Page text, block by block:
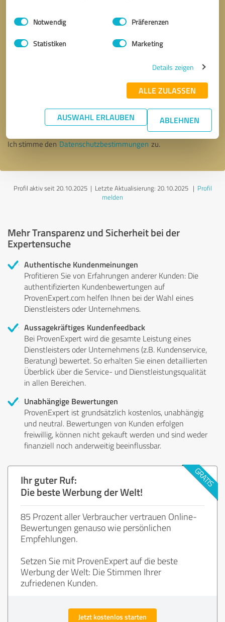
Impressum Datenschutzbestimmungen
Einwilligungsauswahl
Notwendig Präferenzen
Statistiken Marketing
Details zeigen
ALLE ZULASSEN
AUSWAHL ERLAUBEN ABLEHNEN
* Erforderliche Angaben
Nachricht senden
Ich stimme den Datenschutzbestimmungen zu.
Profil aktiv seit 20.10.2025 | Letzte Aktualisierung: 20.10.2025| Profil
melden
Mehr Transparenz und Sicherheit bei der
Expertensuche
Authentische Kundenmeinungen
Profitieren Sie von Erfahrungen anderer Kunden: Die
authentifizierten Kundenbewertungen auf
ProvenExpert.com helfen Ihnen bei der Wahl eines
Dienstleisters oder Unternehmens.
Aussagekräftiges Kundenfeedback
Bei ProvenExpert wird die gesamte Leistung eines
Dienstleisters oder Unternehmens (z.B. Kundenservice,
Beratung) bewertet. So erhalten Sie einen detaillierten
Überblick über die Service- und Dienstleistungsqualität
in allen Bereichen.
Unabhängige Bewertungen
ProvenExpert ist grundsätzlich kostenlos, unabhängig
und neutral. Bewertungen von Kunden erfolgen
freiwillig, können nicht gekauft werden und sind weder
finanziell noch anderweitig beeinflussbar.
Ihr guter Ruf:
Die beste Werbung der Welt!
85 Prozent aller Verbraucher vertrauen Online-
Bewertungen genauso wie persönlichen
Empfehlungen.
Setzen Sie mit ProvenExpert auf die beste
Werbung der Welt: Die Stimmen Ihrer
zufriedenen Kunden.
Jetzt kostenlos starten